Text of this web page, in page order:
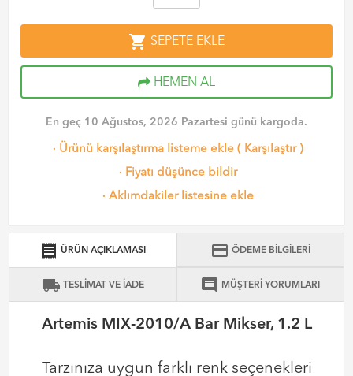
shopping_cart SEPETE EKLE
HEMEN AL
En geç 10 Ağustos, 2026 Pazartesi günü kargoda.
· Ürünü karşılaştırma listeme ekle ( Karşılaştır)
· Fiyatı düşünce bildir
· Aklımdakiler listesine ekle
receipt ÜRÜN AÇIKLAMASI credit_card ÖDEME BİLGİLERİ
local_shipping TESLİMAT VE İADE comment MÜŞTERİ YORUMLARI
Artemis MIX-2010/A Bar Mikser, 1.2 L
Tarzınıza uygun farklı renk seçenekleri